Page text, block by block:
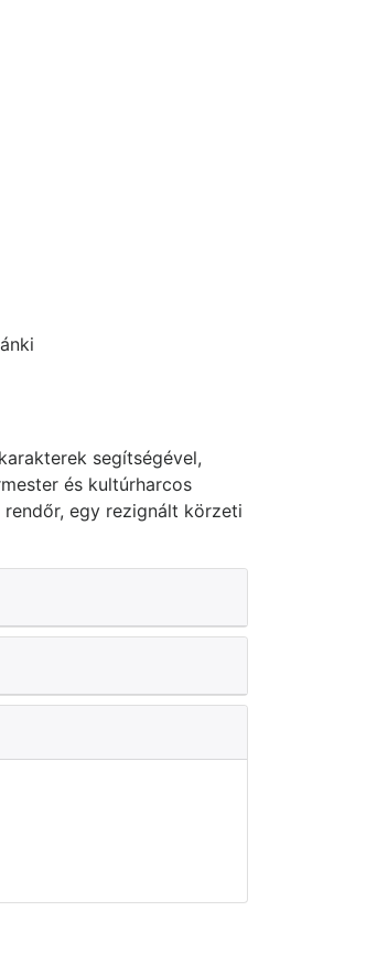
segítségével,
és kultúrharcos
egy rezignált körzeti